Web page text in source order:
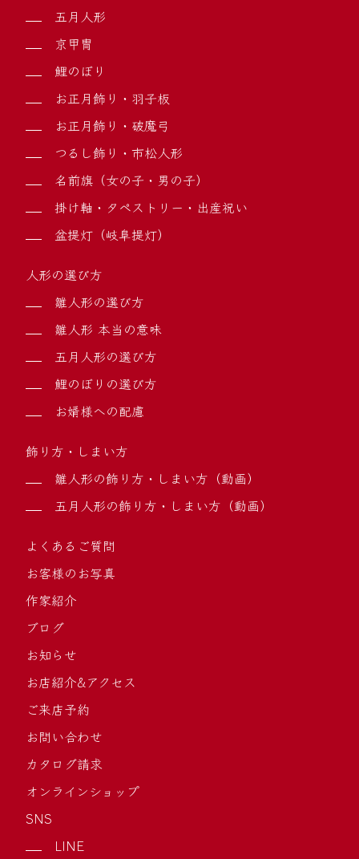
五月人形
京甲冑
鯉のぼり
お正月飾り・羽子板
お正月飾り・破魔弓
つるし飾り・市松人形
名前旗（女の子・男の子）
掛け軸・タペストリー・出産祝い
盆提灯（岐阜提灯）
人形の選び方
雛人形の選び方
雛人形 本当の意味
五月人形の選び方
鯉のぼりの選び方
お婿様への配慮
飾り方・しまい方
雛人形の飾り方・しまい方（動画）
五月人形の飾り方・しまい方（動画）
よくあるご質問
お客様のお写真
作家紹介
ブログ
お知らせ
お店紹介&アクセス
ご来店予約
お問い合わせ
カタログ請求
オンラインショップ
SNS
LINE